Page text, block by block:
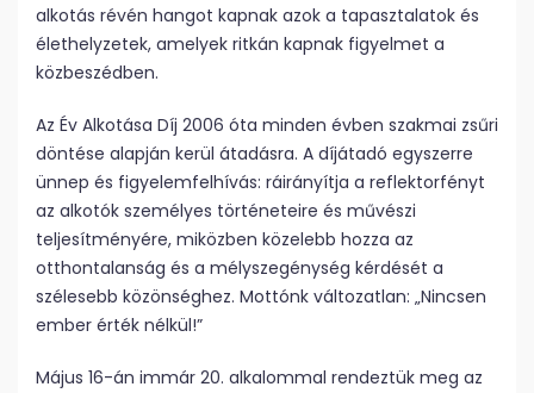
alkotás révén hangot kapnak azok a tapasztalatok és
élethelyzetek, amelyek ritkán kapnak figyelmet a
közbeszédben.
Az Év Alkotása Díj 2006 óta minden évben szakmai zsűri
döntése alapján kerül átadásra. A díjátadó egyszerre
ünnep és figyelemfelhívás: ráirányítja a reflektorfényt
az alkotók személyes történeteire és művészi
teljesítményére, miközben közelebb hozza az
otthontalanság és a mélyszegénység kérdését a
szélesebb közönséghez. Mottónk változatlan: „Nincsen
ember érték nélkül!”
Május 16-án immár 20. alkalommal rendeztük meg az